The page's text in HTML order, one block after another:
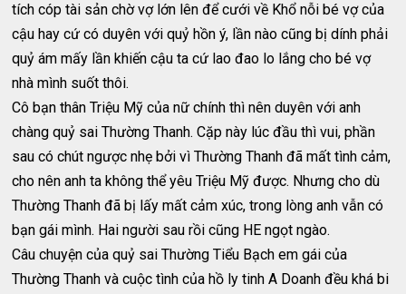
tích cóp tài sản chờ vợ lớn lên để cưới về Khổ nỗi bé vợ của
cậu hay cứ có duyên với quỷ hồn ý, lần nào cũng bị dính phải
quỷ ám mấy lần khiến cậu ta cứ lao đao lo lắng cho bé vợ
nhà mình suốt thôi.
Cô bạn thân Triệu Mỹ của nữ chính thì nên duyên với anh
chàng quỷ sai Thường Thanh. Cặp này lúc đầu thì vui, phần
sau có chút ngược nhẹ bởi vì Thường Thanh đã mất tình cảm,
cho nên anh ta không thể yêu Triệu Mỹ được. Nhưng cho dù
Thường Thanh đã bị lấy mất cảm xúc, trong lòng anh vẫn có
bạn gái mình. Hai người sau rồi cũng HE ngọt ngào.
Câu chuyện của quỷ sai Thường Tiểu Bạch em gái của
Thường Thanh và cuộc tình của hồ ly tinh A Doanh đều khá bi